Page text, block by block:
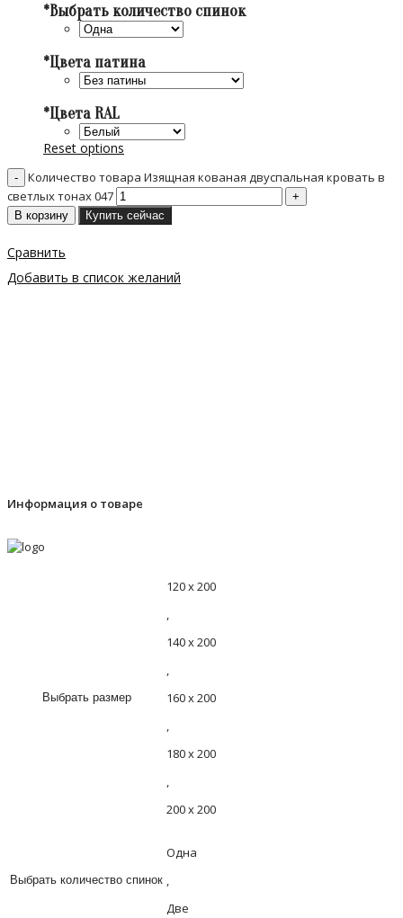
*Выбрать количество спинок
*Цвета патина
*Цвета RAL
Reset options
Количество товара Изящная кованая двуспальная кровать в
светлых тонах 047
В корзину Купить сейчас
Сравнить
Добавить в список желаний
Информация о товаре
Выбрать размер
120 х 200
,
140 х 200
,
160 х 200
,
180 х 200
,
200 х 200
Выбрать количество спинок
Одна
,
Две